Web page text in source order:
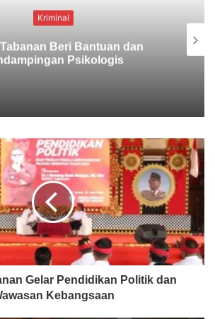
Kriminal
CCTV, Pelaku Tabrak Lari
Terungkap
Gelar Pendidikan Politik dan
Kebangsaan